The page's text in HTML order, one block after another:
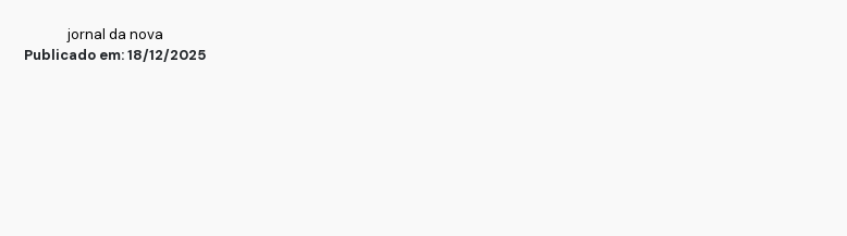
jornal da nova
Publicado em: 18/12/2025